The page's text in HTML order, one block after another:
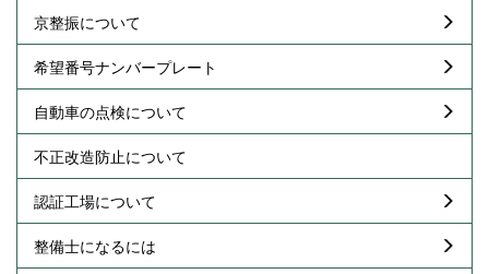
京整振について
希望番号ナンバープレート
自動車の点検について
不正改造防止について
認証工場について
整備士になるには